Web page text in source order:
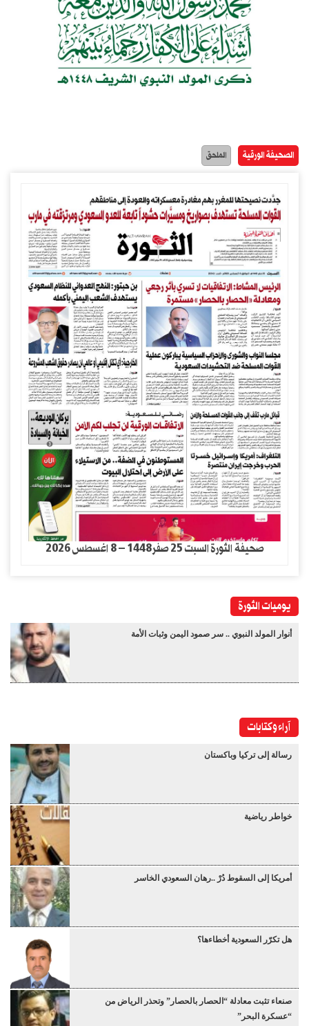
الصحيفة الورقية الملحق
صحيفة الثورة السبت 25 صفر1448 – 8 اغسطس 2026
يوميات الثورة
أنوار المولد النبوي .. سر صمود اليمن وثبات الأمة
آراء وكتابات
رسالة إلى تركيا وباكستان
خواطر رياضية
أمريكا إلى السقوط دُرْ ..رهان السعودي الخاسر
هل تكرّر السعودية أخطاءها؟
صنعاء تثبت معادلة “الحصار بالحصار” وتحذر الرياض من
“عسكرة البحر”